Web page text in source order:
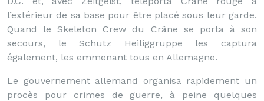
l’extérieur de sa base pour être placé sous leur garde.
Quand le Skeleton Crew du Crâne se porta à son
secours, le Schutz Heiliggruppe les captura
également, les emmenant tous en Allemagne.
Le gouvernement allemand organisa rapidement un
procès pour crimes de guerre, à peine quelques